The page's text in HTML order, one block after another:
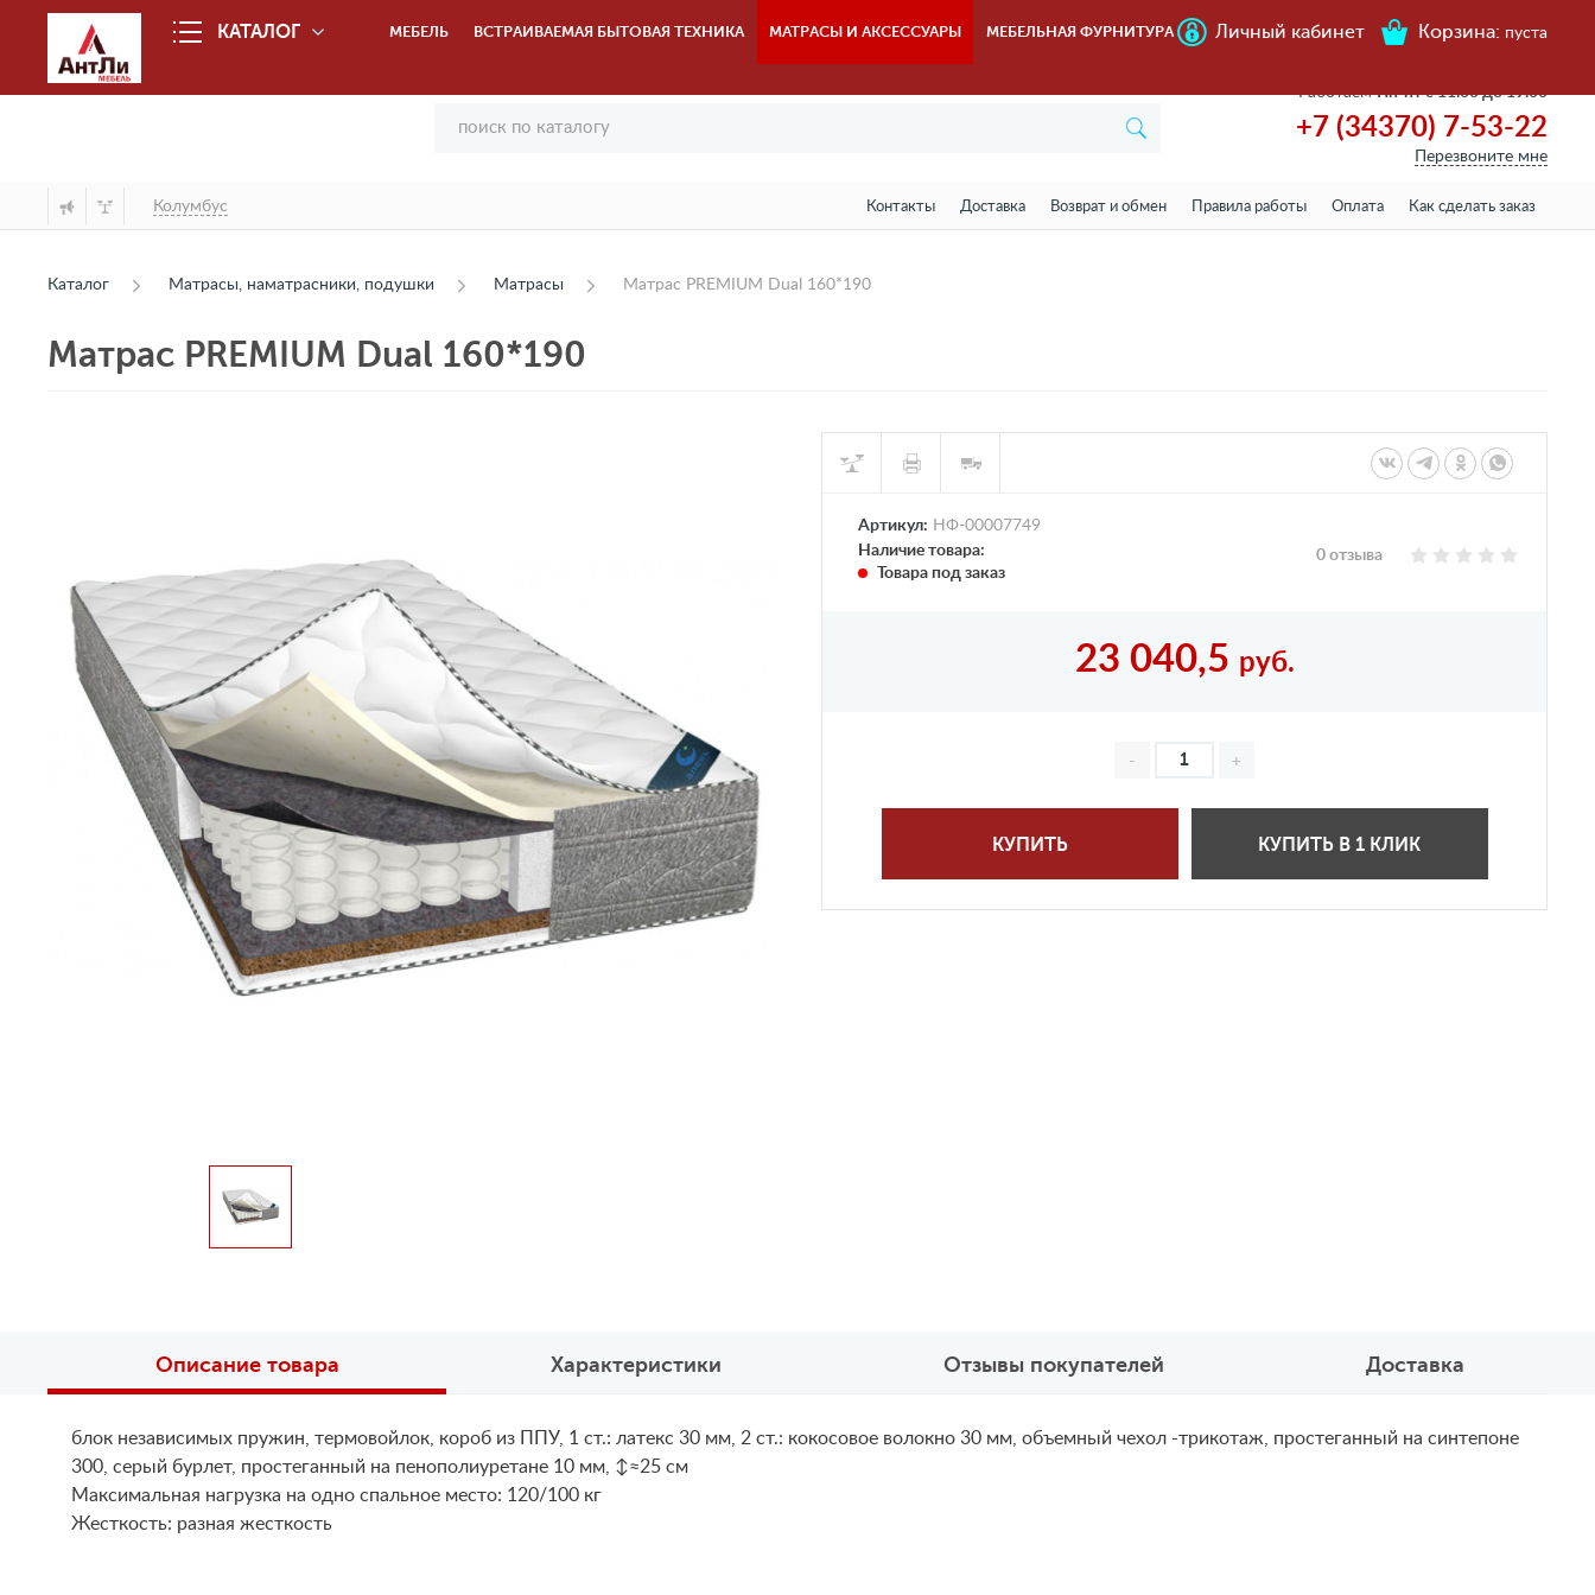
КАТАЛОГ МЕБЕЛЬ ВСТРАИВАЕМАЯ БЫТОВАЯ ТЕХНИКА МАТРАСЫ И АКСЕССУАРЫ МЕБЕЛЬНАЯ ФУРНИТУРА Личный кабинет Корзина: пуста
РаботаемПн-пт с 11.00 до 19.00
+7 (34370) 7-53-22
Перезвоните мне
Колумбус Контакты Доставка Возврат и обмен Правила работы Оплата Как сделать заказ
Каталог Матрасы, наматрасники, подушки Матрасы Матрас PREMIUM Dual 160*190
Матрас PREMIUM Dual 160*190
Артикул: НФ-00007749
Наличие товара:
Товара под заказ
0 отзыва
23 040,5 руб.
КУПИТЬ КУПИТЬ В 1 КЛИК
Описание товара Характеристики Отзывы покупателей Доставка
блок независимых пружин, термовойлок, короб из ППУ, 1 ст.: латекс 30 мм, 2 ст.: кокосовое волокно 30 мм, объемный чехол -трикотаж, простеганный на синтепоне
300, серый бурлет, простеганный на пенополиуретане 10 мм, ↕≈25 см
Maксимальная нагрузка на одно спальное место: 120/100 кг
Жесткость: разная жесткость